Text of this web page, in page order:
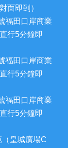
面即到）
福田口岸商業
行5分鐘即
福田口岸商業
行5分鐘即
福田口岸商業
行5分鐘即
皇城廣場C